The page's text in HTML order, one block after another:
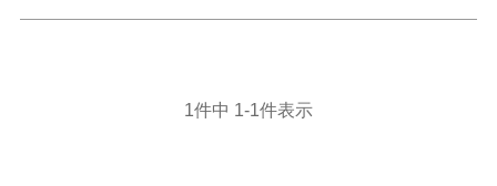
1件中 1-1件表示